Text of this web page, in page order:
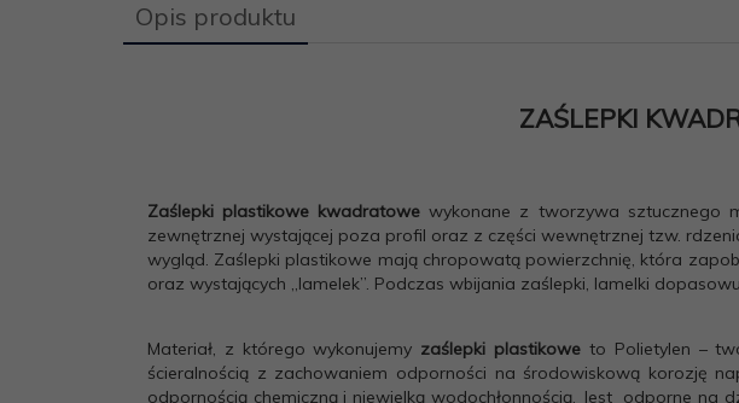
Opis produktu
ZAŚLEPKI
Zaślepki plastikowe kwadratowe wykonane z tworzywa sztucznego
zewnętrznej wystającej poza profil oraz z części wewnętrznej tzw.
wygląd. Zaślepki plastikowe mają chropowatą powierzchnię, która
oraz wystających „lamelek”. Podczas wbijania zaślepki, lamelki
Materiał, z którego wykonujemy zaślepki plastikowe to Polietylen –
ścieralnością z zachowaniem odporności na środowiskową korozję
odpornością chemiczną i niewielką wodochłonnością. Jest odporne na